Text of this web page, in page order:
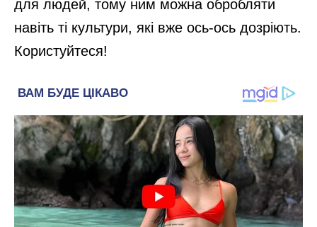
для людей, тому ним можна обробляти
навіть ті культури, які вже ось-ось дозріють.
Користуйтеся!